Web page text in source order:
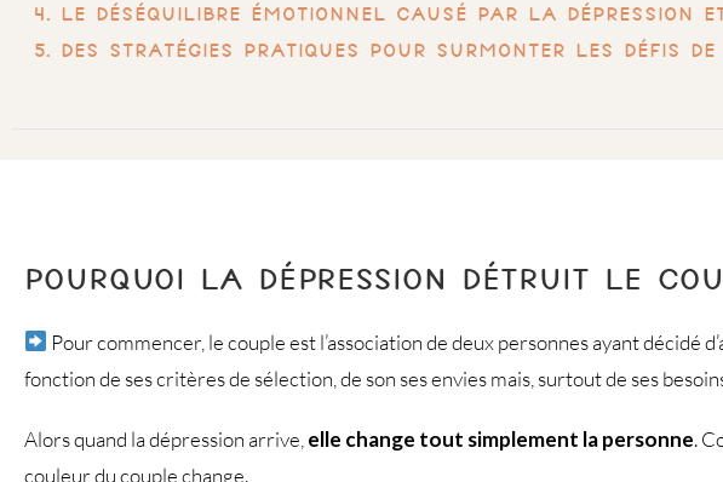
Le déséquilibre émotionnel causé par la
Des stratégies pratiques pour surmonter les défis de
POURQUOI LA DÉPRESSION DÉTRUIT LE
Pour commencer, le couple est l’association de deux personnes ayant décidé
fonction de ses critères de sélection, de son ses envies mais, surtout de ses
Alors quand la dépression arrive, elle change tout simplement la personne.
couleur du couple change.